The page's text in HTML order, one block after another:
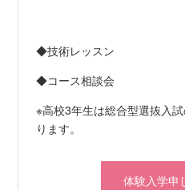
◆技術レッスン
◆コース相談会
※高校3年生は総合型選抜入
ります。
体験入学申